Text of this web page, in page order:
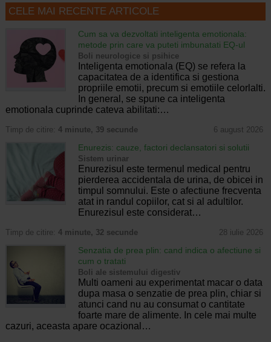
CELE MAI RECENTE ARTICOLE
Cum sa va dezvoltati inteligenta emotionala:
metode prin care va puteti imbunatati EQ-ul
Boli neurologice si psihice
Inteligenta emotionala (EQ) se refera la
capacitatea de a identifica si gestiona
propriile emotii, precum si emotiile celorlalti.
In general, se spune ca inteligenta
emotionala cuprinde cateva abilitati:…
Timp de citire: 4 minute, 39 secunde 6 august 2026
Enurezis: cauze, factori declansatori si solutii
Sistem urinar
Enurezisul este termenul medical pentru
pierderea accidentala de urina, de obicei in
timpul somnului. Este o afectiune frecventa
atat in randul copiilor, cat si al adultilor.
Enurezisul este considerat…
Timp de citire: 4 minute, 32 secunde 28 iulie 2026
Senzatia de prea plin: cand indica o afectiune si
cum o tratati
Boli ale sistemului digestiv
Multi oameni au experimentat macar o data
dupa masa o senzatie de prea plin, chiar si
atunci cand nu au consumat o cantitate
foarte mare de alimente. In cele mai multe
cazuri, aceasta apare ocazional…